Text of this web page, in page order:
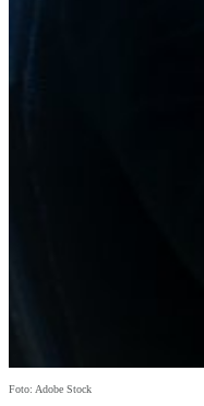
Foto: Adobe Stock